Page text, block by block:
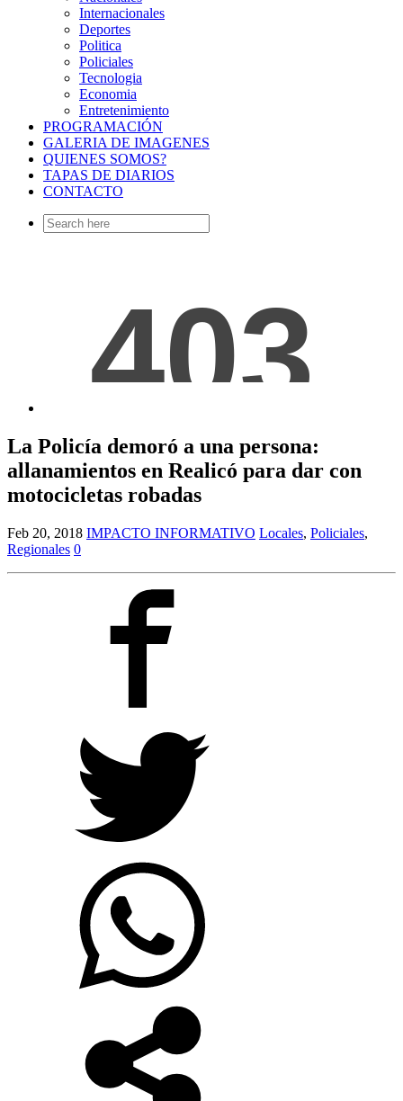
Internacionales
Deportes
Politica
Policiales
Tecnologia
Economia
Entretenimiento
PROGRAMACIÓN
GALERIA DE IMAGENES
QUIENES SOMOS?
TAPAS DE DIARIOS
CONTACTO
Search
for:
La Policía demoró a una persona:
allanamientos en Realicó para dar con
motocicletas robadas
Feb 20, 2018 IMPACTO INFORMATIVO Locales, Policiales,
Regionales 0